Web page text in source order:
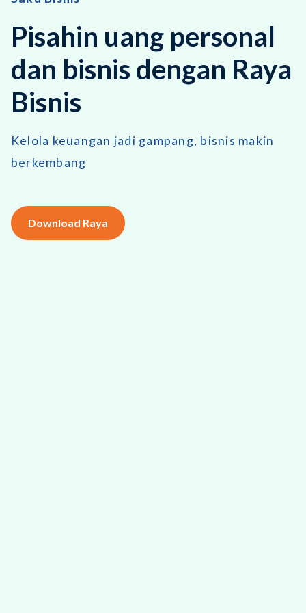
Pisahin uang personal
dan bisnis dengan Raya
Bisnis
Kelola keuangan jadi gampang, bisnis makin
berkembang
Download Raya